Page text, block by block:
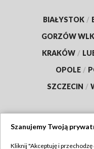
BIAŁYSTOK /
GORZÓW
KRAKÓW /
OPOLE /
SZCZECIN /
Szanujemy Twoją
Kliknij "Akceptuję i